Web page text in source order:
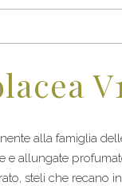
alla famiglia
e allungate
steli che recano